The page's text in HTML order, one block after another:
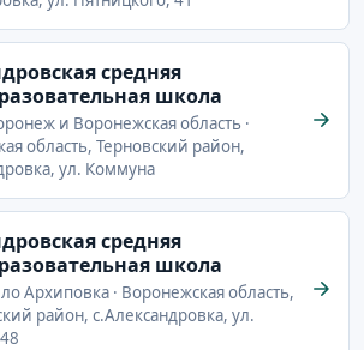
средняя
школа
и Воронежская область ·
область, Терновский район,
ул. Коммуна
средняя
школа
Архиповка · Воронежская область,
район, с.Александровка, ул.